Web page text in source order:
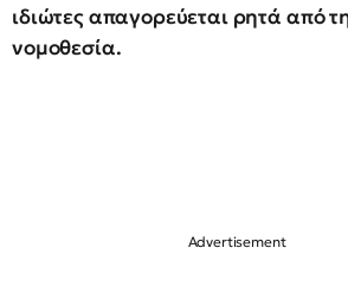
ιδιώτες απαγορεύεται ρητά από
νομοθεσία.